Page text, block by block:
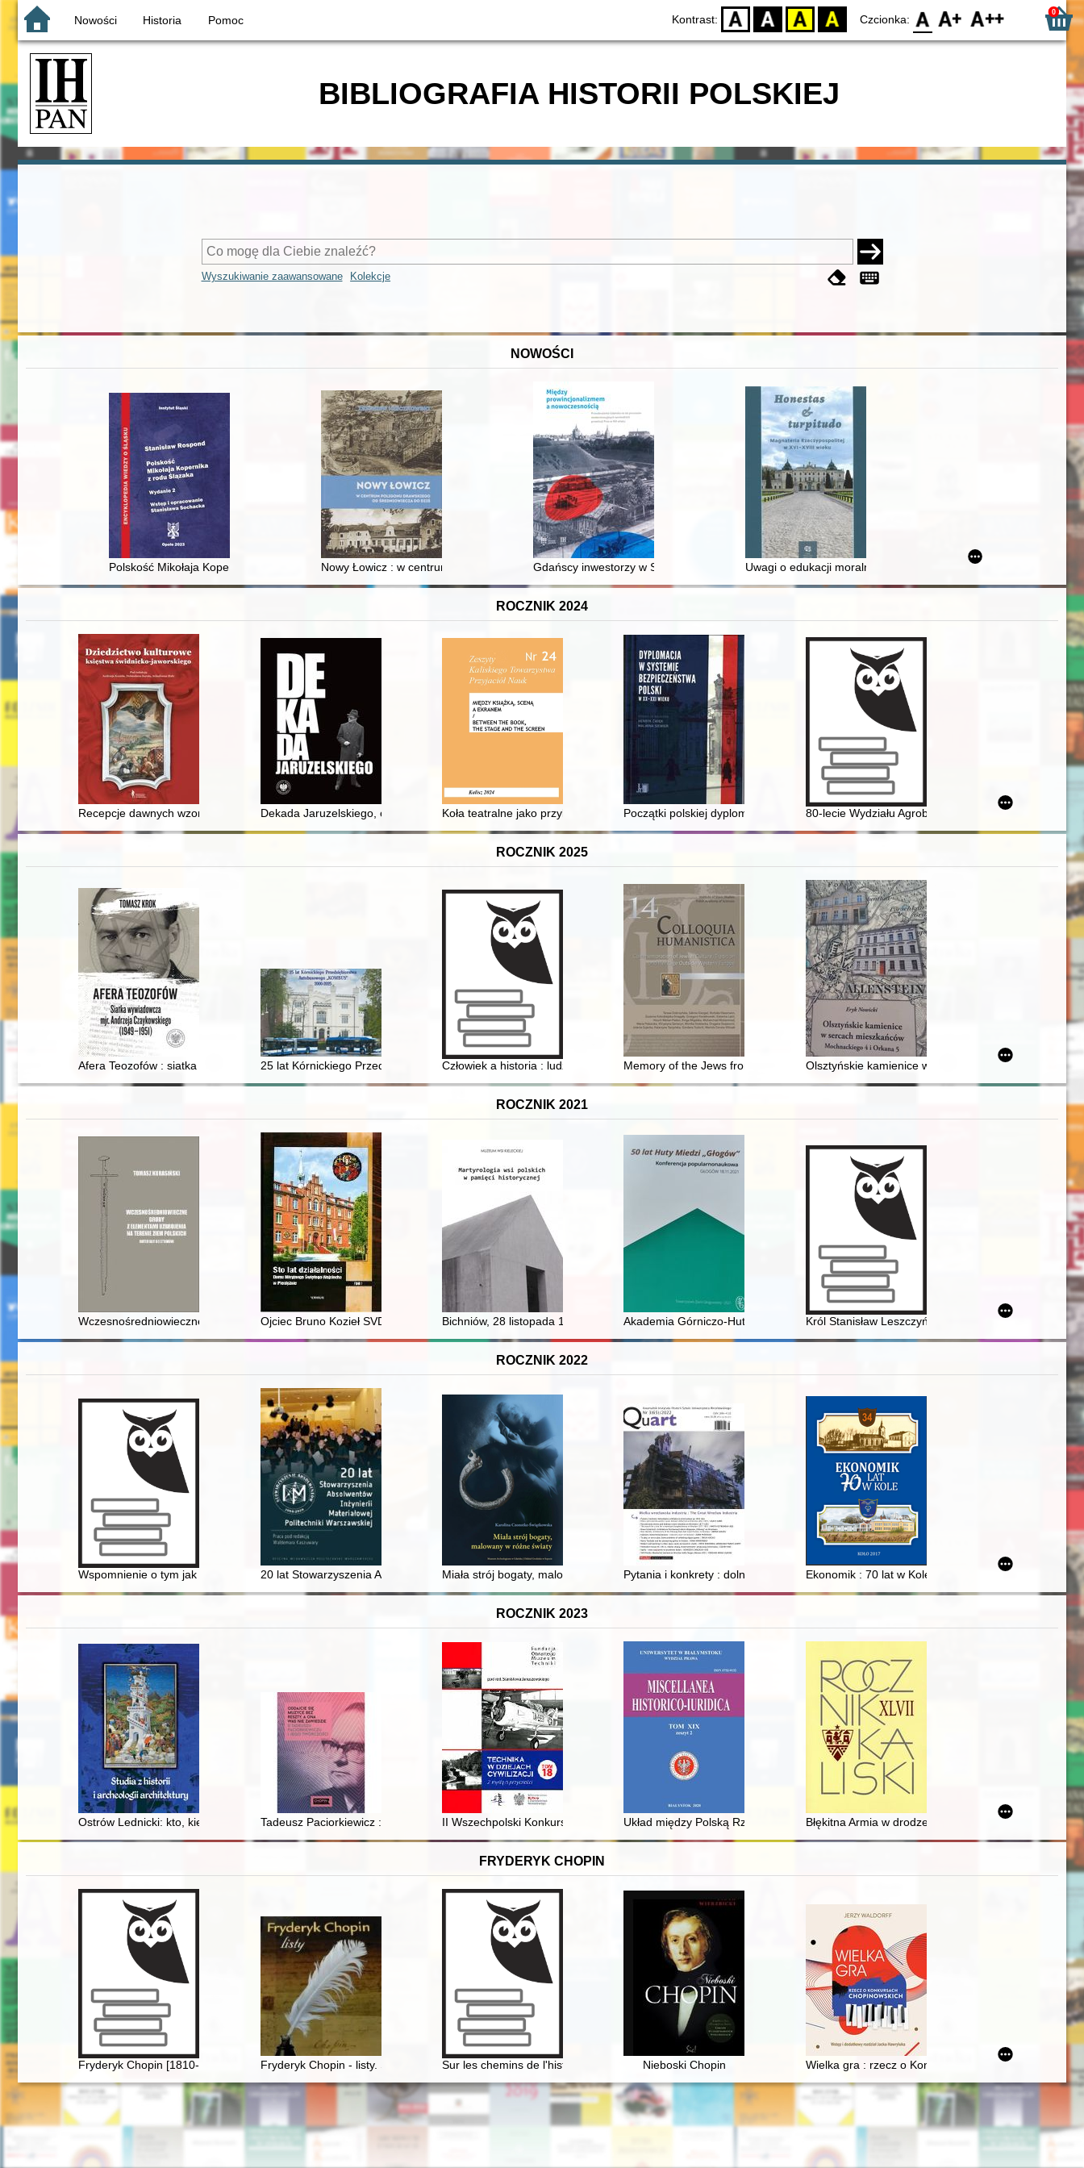
Nowości Historia Pomoc Kontrast: D BW YB BY Czcionka: F0 F1 F2 0
BIBLIOGRAFIA HISTORII POLSKIEJ
Wyszukiwanie zaawansowane Kolekcje
NOWOŚCI
Polskość Mikołaja Kopernika z rodu ŚlązakaNowy Łowicz : w centrum poligonu drawskiego od średniowiecza do dziśGdańscy inwestorzy w Sopocie : prestiż finansowy i towarzyski lokalnego mieszczaństwa w 2. poł. XIX w
Uwagi o edukacji moralnej synów szlacheckich w XVI-wiecznej
ROCZNIK 2024
Recepcje dawnych wzorców w sztuce i przestrzeni miejskiej Świdnicy
Dekada Jaruzelskiego, czyli dekada granicznaKoła teatralne jako przykład pracy społeczno-oświatowej na wsi kaliskiej w okresie międzywojennym : wybrane przykłady
Początki polskiej dyplomacji wojskowej80-lecie Wydziału Agrobioinżynierii Uniwersytetu
ROCZNIK 2025
Afera Teozofów : siatka wywiadowcza mjr. Andrzeja Czaykowskiego (1949-1951)
25 lat Kórnickiego Przedsiębiorstwa Autobusowego "Kombus" : 2000-2025
Człowiek a historia : ludzie i wydarzenia : praca zbiorowa. T. 11
Memory of the Jews from PomeraniaOlsztyńskie kamienice w sercach mieszkańców :
ROCZNIK 2021
Wczesnośredniowieczne groby z elementami uzbrojenia na terenie ziem polskich (X-XIII w.) : materiały do studiów
Ojciec Bruno Kozieł SVD (1916-2004) : więzień obozów koncentracyjnych, nauczyciel, wychowawca, przełożony miejscowy, prowincjalny, radca generalny
Bichniów, 28 listopada 1943 r Akademia Górniczo-Hutnicza, Wydział Metali Nieżelaznych. Kształcenie kadr oraz prace
Król Stanisław Leszczyński : Leszno - Warszawa -
ROCZNIK 2022
Wspomnienie o tym jak fizycy toruńscy pomagali w utworzeniu ośrodka fizyki na Uniwersytecie Gdańskim
20 lat Stowarzyszenia Absolwentów Inżynierii Materiałowej Politechniki Warszawskiej
Miała strój bogaty, malowany w różne światyPytania i konkrety : dolnośląska architektura przemysłowa po 1945 roku = Notes and
Ekonomik : 70 lat w Kole
ROCZNIK 2023
Ostrów Lednicki: kto, kiedy i dlaczego kazał potynkować mury na czerwono?
Tadeusz Paciorkiewicz : życie, działalność, twórczośćII Wszechpolski Konkurs Szybowcowy Oksywie koło Gdyni (17 maja -14 czerwca 1925 roku). 2nd All-Polish Gliding
Układ między Polską Rzeczpospolitą Ludową a Republiką Federalną Niemiec o
Błękitna Armia w drodze do Polski - recenzja]
FRYDERYK CHOPIN
Fryderyk Chopin [1810-1849]. KorzenieFryderyk Chopin - listy. Skarbiec spuścizny epistolarnej w zbiorach polskich (wybór)
Sur les chemins de l'histoire littéraire. En hommage à Maciej Żurowski [1915-2003]
Nieboski Chopin Wielka gra : rzecz o Konkursach Chopinowskich